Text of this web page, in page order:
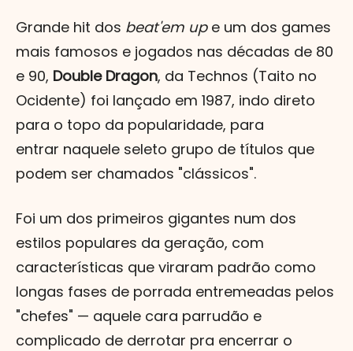
Grande hit dos beat'em upe um dos games
mais famosos e jogados nas décadas de 80
e 90, Double Dragon, da Technos (Taito no
Ocidente) foi lançado em 1987, indo direto
para o topo da popularidade, para
entrar naquele seleto grupo de títulos que
podem ser chamados "clássicos".
Foi um dos primeiros gigantes num dos
estilos populares da geração, com
características que viraram padrão como
longas fases de porrada entremeadas pelos
"chefes" — aquele cara parrudão e
complicado de derrotar pra encerrar o